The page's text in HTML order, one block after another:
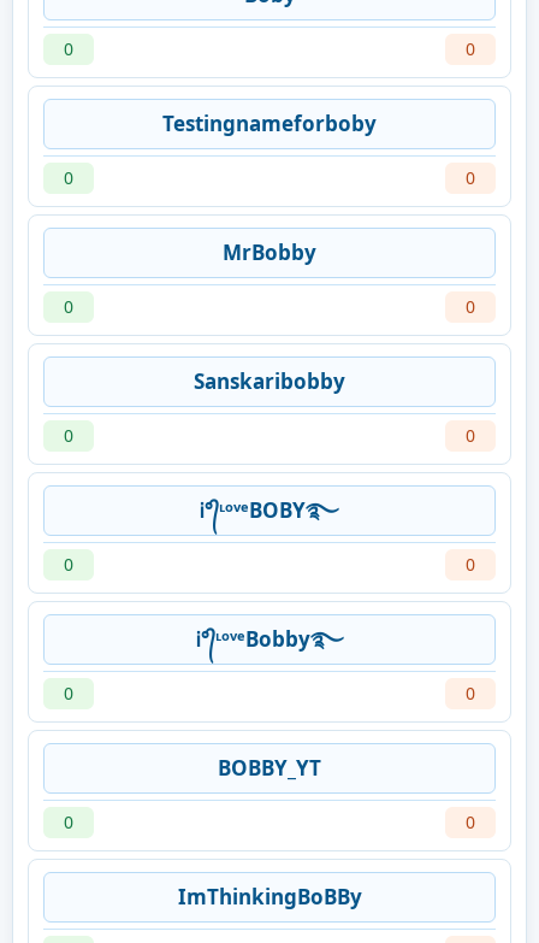
0 0
Testingnameforboby
0 0
MrBobby
0 0
Sanskaribobby
0 0
Ꭵ°᭄ᶫᵒᵛᵉBOBY࿐
0 0
Ꭵ°᭄ᶫᵒᵛᵉBobby࿐
0 0
BOBBY_YT
0 0
ImThinkingBoBBy